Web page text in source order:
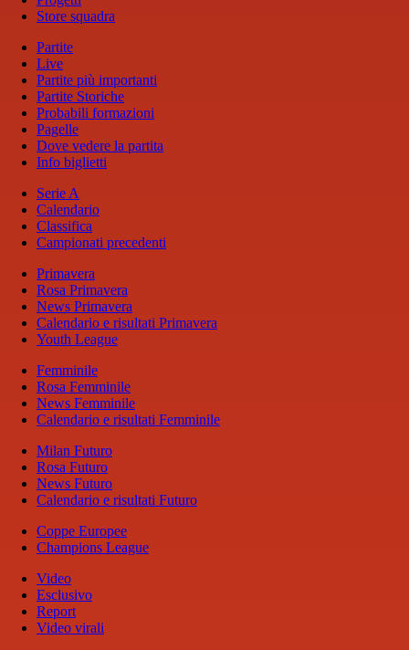
Store squadra
Partite
Live
Partite più importanti
Partite Storiche
Probabili formazioni
Pagelle
Dove vedere la partita
Info biglietti
Serie A
Calendario
Classifica
Campionati precedenti
Primavera
Rosa Primavera
News Primavera
Calendario e risultati Primavera
Youth League
Femminile
Rosa Femminile
News Femminile
Calendario e risultati Femminile
Milan Futuro
Rosa Futuro
News Futuro
Calendario e risultati Futuro
Coppe Europee
Champions League
Video
Esclusivo
Report
Video virali